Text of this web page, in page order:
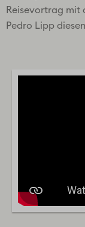
Reisevortrag mit
Pedro Lipp